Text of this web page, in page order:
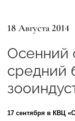
18 Августа 2014
Осенний
средний
17 сентября в КВЦ